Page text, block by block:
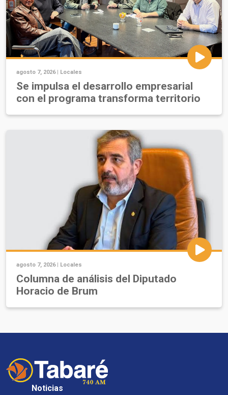
agosto 7, 2026 | Locales
Se impulsa el desarrollo empresarial
con el programa transforma territorio
agosto 7, 2026 | Locales
Columna de análisis del Diputado
Horacio de Brum
Noticias